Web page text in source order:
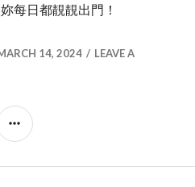
每日都靚靚出門！
髮技巧】使用捲髮棒教你捲出
14, 2024
LEAVE A
SIDEBAR